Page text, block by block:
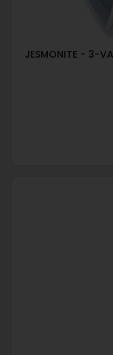
JESMONITE - 3-